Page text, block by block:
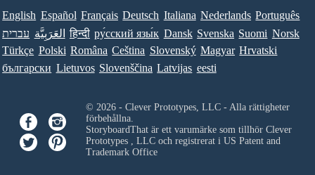
English Español Français Deutsch Italiana Nederlands Português
עברית العَرَبِيَّة हिन्दी ру́сский язы́к Dansk Svenska Suomi Norsk
Türkçe Polski Româna Ceština Slovenský Magyar Hrvatski
български Lietuvos Slovenščina Latvijas eesti
© 2026 - Clever Prototypes, LLC - Alla rättigheter
förbehållna.
StoryboardThat är ett varumärke som tillhör Clever
Prototypes , LLCoch registrerat i US Patent and
Trademark Office